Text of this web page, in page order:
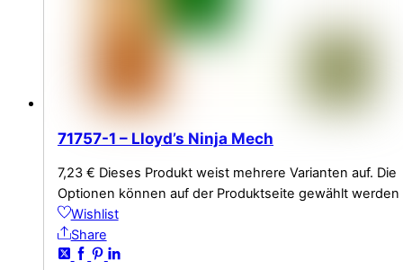
71757-1 – Lloyd’s Ninja Mech
7,23 € Dieses Produkt weist mehrere Varianten auf. Die
Optionen können auf der Produktseite gewählt werden
Wishlist
Share